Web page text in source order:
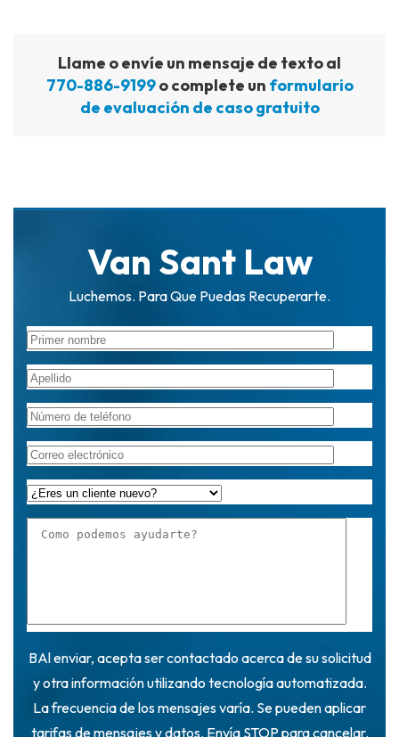
Llame o envíe un mensaje de texto al
770-886-9199o complete un formulario
de evaluación de caso gratuito
Van Sant Law
Luchemos. Para Que Puedas Recuperarte.
BAl enviar, acepta ser contactado acerca de su solicitud
y otra información utilizando tecnología automatizada.
La frecuencia de los mensajes varía. Se pueden aplicar
tarifas de mensajes y datos. Envía STOP para cancelar.